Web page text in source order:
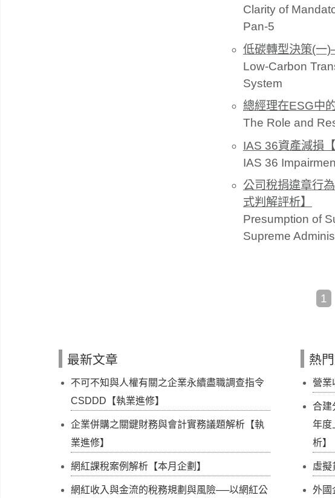
Clarity of
Pan-5
低碳轉型決策(一
Low-Carbon
System
總經理在ESG中
The Role and
IAS 36資產減損
IAS 36
公司稅捐違章行
式判解評析】
Presumption of
Supreme
1
最新文章
不可不知與人權有關之企業永續盡職調查指令
CSDDD【執業進修】
企業併購之關鍵財務與會計實務議題解析【執
業進修】
網紅課稅案例解析【本月企劃】
網紅收入與金流的稅務規劃與風險──以網紅公
熱
營業
合建
年度
析】
虛擬
外國